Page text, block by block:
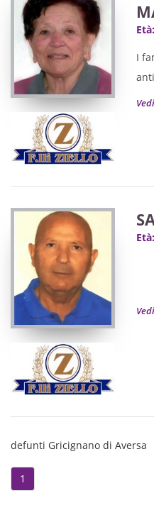
Età:
I
Età:
defunti Gricignano di Aversa
1